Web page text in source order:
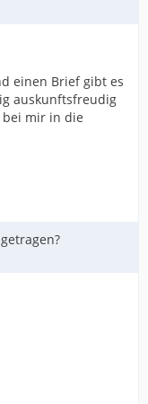
einen Brief gibt es
auskunftsfreudig
bei mir in die